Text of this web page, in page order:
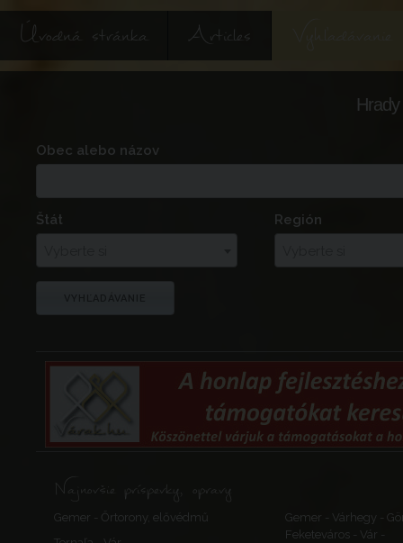
Úvodná stránka Articles
Obec alebo názov
Štát
Región
Najnovšie príspevky, opravy
Gemer - Őrtorony, elővédmű
Gemer - Várhegy -
Feketeváros - Vár -